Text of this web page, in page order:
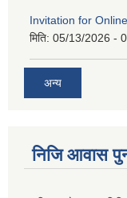
Invitation for Online
मिति: 05/13/2026 -
अन्य
निजि आवास